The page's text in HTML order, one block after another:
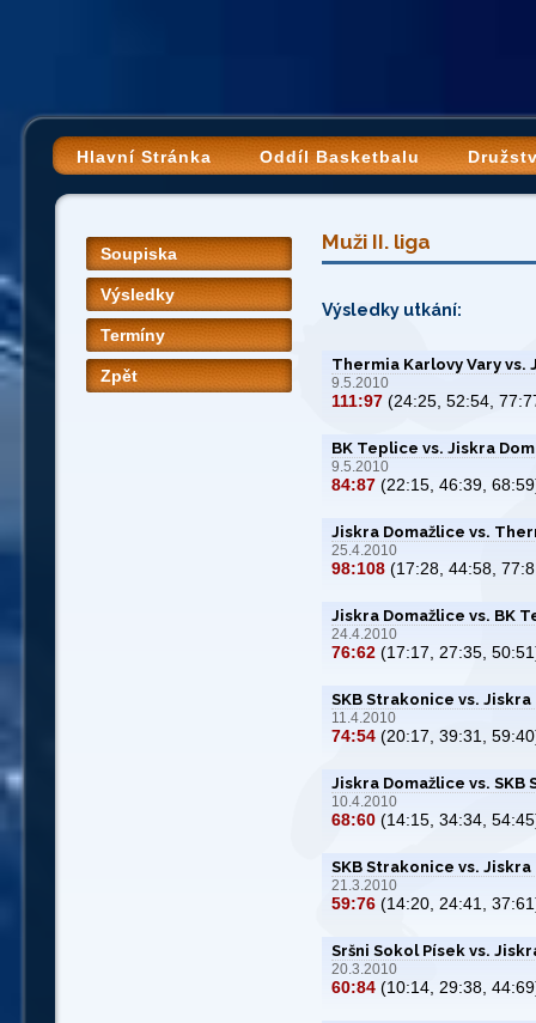
Hlavní Stránka Oddíl Basketbalu
Soupiska
Výsledky
Termíny
Zpět
Muži II. liga
Výsledky utkání:
Thermia Karlovy Vary vs.
9.5.2010
111:97 (24:25, 52:54,
BK Teplice vs. Jiskra
9.5.2010
84:87 (22:15, 46:39,
Jiskra Domažlice vs.
25.4.2010
98:108 (17:28, 44:58,
Jiskra Domažlice vs. BK
24.4.2010
76:62 (17:17, 27:35,
SKB Strakonice vs. Jiskra
11.4.2010
74:54 (20:17, 39:31,
Jiskra Domažlice vs. SKB
10.4.2010
68:60 (14:15, 34:34,
SKB Strakonice vs. Jiskra
21.3.2010
59:76 (14:20, 24:41,
Sršni Sokol Písek vs.
20.3.2010
60:84 (10:14, 29:38,